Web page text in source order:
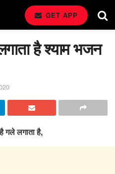
GET APP
है श्याम भजन
गले लगाता है,